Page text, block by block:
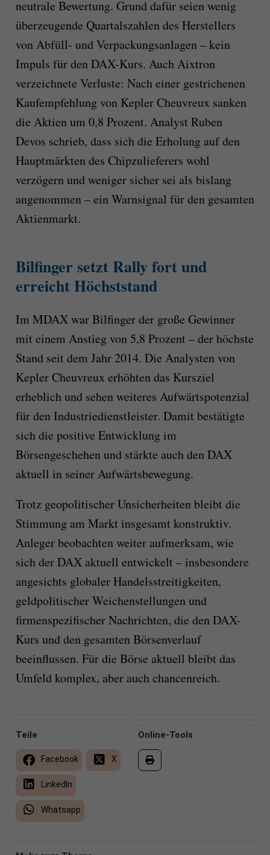
neutrale Bewertung. Grund dafür seien wenig
überzeugende Quartalszahlen des Herstellers
von Abfüll- und Verpackungsanlagen – kein
Impuls für den DAX-Kurs. Auch Aixtron
verzeichnete Verluste: Nach einer gestrichenen
Kaufempfehlung von Kepler Cheuvreux sanken
die Aktien um 0,8 Prozent. Analyst Ruben
Devos schrieb, dass sich die Erholung auf den
Hauptmärkten des Chipzulieferers wohl
verzögern und weniger sicher sei als bislang
angenommen – ein Warnsignal für den gesamten
Aktienmarkt.
Bilfinger setzt Rally fort und
erreicht Höchststand
Im MDAX war Bilfinger der große Gewinner
mit einem Anstieg von 5,8 Prozent – der höchste
Stand seit dem Jahr 2014. Die Analysten von
Kepler Cheuvreux erhöhten das Kursziel
erheblich und sehen weiteres Aufwärtspotenzial
für den Industriedienstleister. Damit bestätigte
sich die positive Entwicklung im
Börsengeschehen und stärkte auch den DAX
aktuell in seiner Aufwärtsbewegung.
Trotz geopolitischer Unsicherheiten bleibt die
Stimmung am Markt insgesamt konstruktiv.
Anleger beobachten weiter aufmerksam, wie
sich der DAX aktuell entwickelt – insbesondere
angesichts globaler Handelsstreitigkeiten,
geldpolitischer Weichenstellungen und
firmenspezifischer Nachrichten, die den DAX-
Kurs und den gesamten Börsenverlauf
beeinflussen. Für die Börse aktuell bleibt das
Umfeld komplex, aber auch chancenreich.
Online-Tools
Teile
Facebook X
LinkedIn
Whatsapp